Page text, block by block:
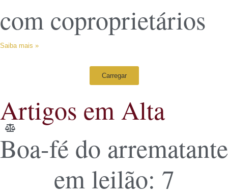
com coproprietários
Saiba mais »
Carregar
Artigos em Alta
Boa-fé do arrematante
em leilão: 7